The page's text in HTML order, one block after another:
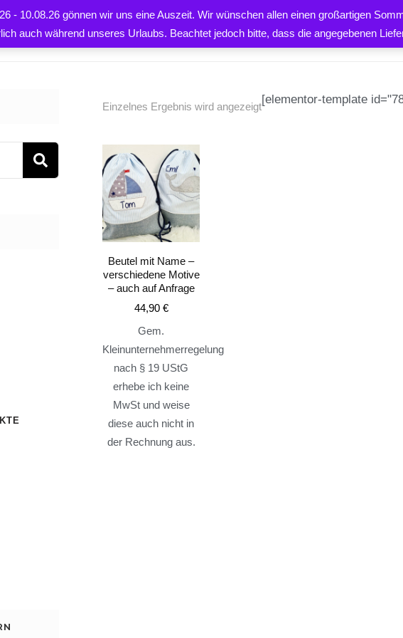
- 10.08.26 gönnen wir uns eine Auszeit. Wir wünschen allen einen großartigen
auch während unseres Urlaubs. Beachtet jedoch bitte, dass die angegebenen
HOME PRODUKTE ÜBER UNS
[elementor-template
Einzelnes Ergebnis wird angezeigt
Beutel mit Name –
verschiedene Motive
– auch auf Anfrage
44,90 €
Gem.
Kleinunternehmerregelung
nach § 19 UStG
erhebe ich keine
MwSt und weise
diese auch nicht in
der Rechnung aus.
SUCHEN